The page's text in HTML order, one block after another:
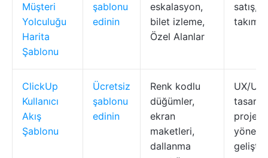
Müşteri
Yolculuğu
Harita
Şablonu
şablonu
edinin
eskalasyon,
bilet izleme,
Özel Alanlar
satış,
ClickUp
Kullanıcı
Akış
Şablonu
Ücretsiz
şablonu
edinin
Renk kodlu
düğümler,
ekran
maketleri,
dallanma
UX/UI
proje